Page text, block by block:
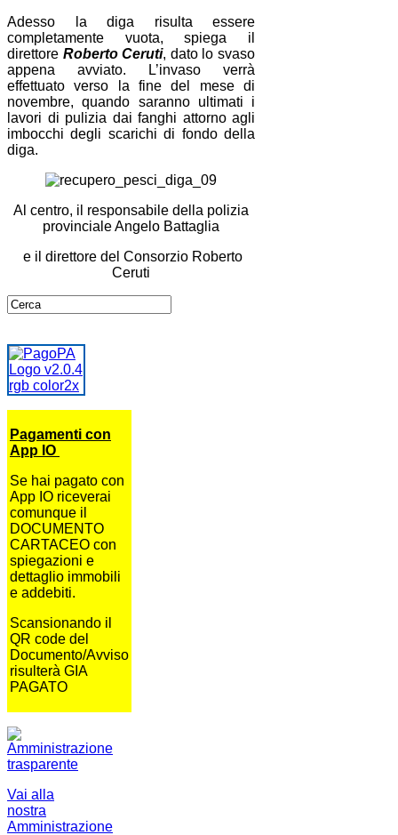
Adesso la diga risulta essere
completamente vuota, spiega il
direttore Roberto Ceruti, dato lo svaso
appena avviato. L’invaso verrà
effettuato verso la fine del mese di
novembre, quando saranno ultimati i
lavori di pulizia dai fanghi attorno agli
imbocchi degli scarichi di fondo della
diga.
Al centro, il responsabile della polizia
provinciale Angelo Battaglia
e il direttore del Consorzio Roberto
Ceruti
Pagamenti con
App IO
Se hai pagato con
App IO riceverai
comunque il
DOCUMENTO
CARTACEO con
spiegazioni e
dettaglio immobili
e addebiti.
Scansionando il
QR code del
Documento/Avviso
risulterà GIA
PAGATO
Vai alla
nostra
Amministrazione